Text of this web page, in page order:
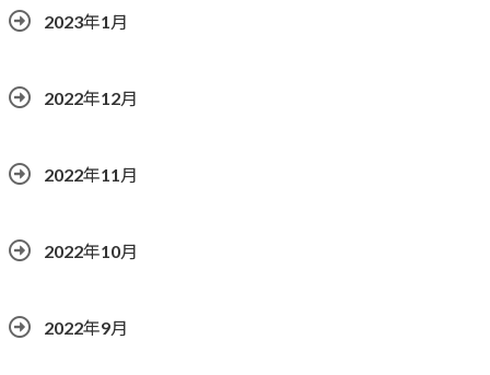
2023年1月
2022年12月
2022年11月
2022年10月
2022年9月